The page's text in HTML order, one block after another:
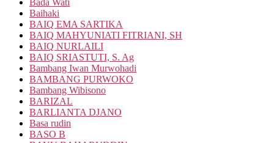
Bada Wati
Baihaki
BAIQ EMA SARTIKA
BAIQ MAHYUNIATI FITRIANI, SH
BAIQ NURLAILI
BAIQ SRIASTUTI, S. Ag
Bambang Iwan Murwohadi
BAMBANG PURWOKO
Bambang Wibisono
BARIZAL
BARLIANTA DJANO
Basa rudin
BASO B